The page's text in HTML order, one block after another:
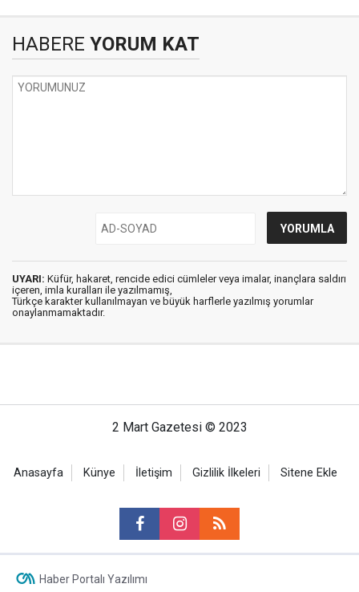
HABERE YORUM KAT
UYARI: Küfür, hakaret, rencide edici cümleler veya imalar, inançlara saldırı
içeren, imla kuralları ile yazılmamış,
Türkçe karakter kullanılmayan ve büyük harflerle yazılmış yorumlar
onaylanmamaktadır.
2 Mart Gazetesi © 2023
Anasayfa Künye İletişim Gizlilik İlkeleri Sitene Ekle
Haber Portalı Yazılımı